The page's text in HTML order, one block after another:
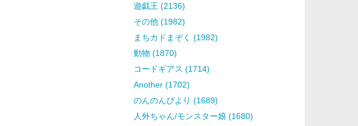
遊戯王 (2136)
その他 (1982)
まちカドまぞく (1982)
動物 (1870)
コードギアス (1714)
Another (1702)
のんのんびより (1689)
人外ちゃん/モンスター娘 (1680)